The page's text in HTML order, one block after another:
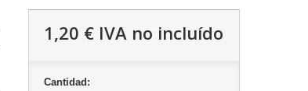
1,20 €IVA no incluído
Cantidad: